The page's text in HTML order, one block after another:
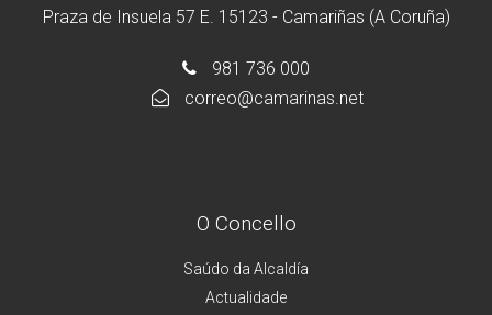
Praza de Insuela 57 E. 15123 - Camariñas (A Coruña)
981 736 000
correo@camarinas.net
O Concello
Saúdo da Alcaldía
Actualidade